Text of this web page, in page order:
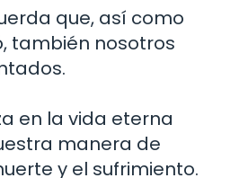
que, así como
también nosotros
en la vida eterna
manera de
y el sufrimiento.